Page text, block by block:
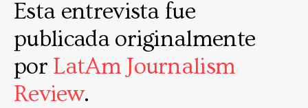
Esta entrevista fue
publicada originalmente
por LatAm Journalism
Review.